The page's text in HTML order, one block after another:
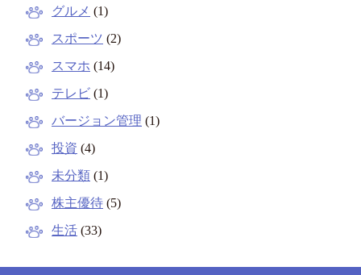
グルメ (1)
スポーツ (2)
スマホ (14)
テレビ (1)
バージョン管理 (1)
投資 (4)
未分類 (1)
株主優待 (5)
生活 (33)